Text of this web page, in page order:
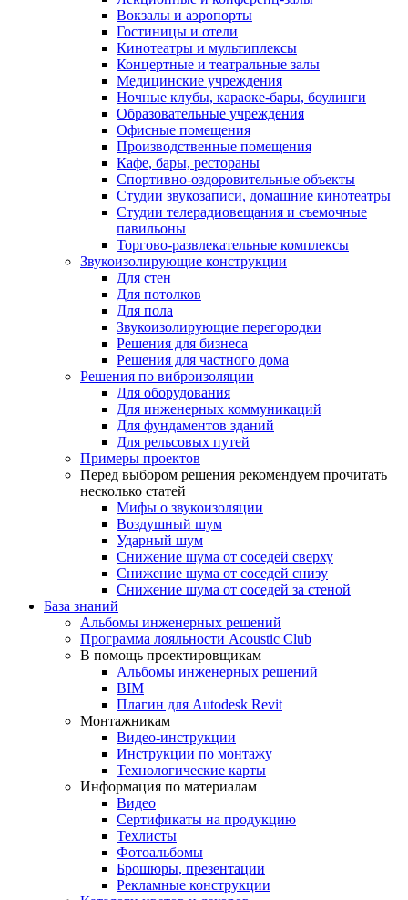
Вокзалы и аэропорты
Гостиницы и отели
Кинотеатры и мультиплексы
Концертные и театральные залы
Медицинские учреждения
Ночные клубы, караоке-бары, боулинги
Образовательные учреждения
Офисные помещения
Производственные помещения
Кафе, бары, рестораны
Спортивно-оздоровительные объекты
Студии звукозаписи, домашние кинотеатры
Студии телерадиовещания и съемочные
павильоны
Торгово-развлекательные комплексы
Звукоизолирующие конструкции
Для стен
Для потолков
Для пола
Звукоизолирующие перегородки
Решения для бизнеса
Решения для частного дома
Решения по виброизоляции
Для оборудования
Для инженерных коммуникаций
Для фундаментов зданий
Для рельсовых путей
Примеры проектов
Перед выбором решения рекомендуем прочитать
несколько статей
Мифы о звукоизоляции
Воздушный шум
Ударный шум
Снижение шума от соседей сверху
Снижение шума от соседей снизу
Снижение шума от соседей за стеной
База знаний
Альбомы инженерных решений
Программа лояльности Acoustic Club
В помощь проектировщикам
Альбомы инженерных решений
BIM
Плагин для Autodesk Revit
Монтажникам
Видео-инструкции
Инструкции по монтажу
Технологические карты
Информация по материалам
Видео
Сертификаты на продукцию
Техлисты
Фотоальбомы
Брошюры, презентации
Рекламные конструкции